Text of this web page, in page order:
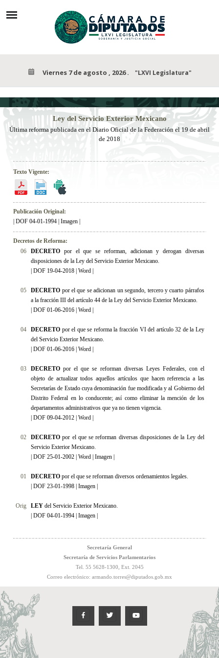
Viernes 7 de agosto , 2026. "LXVI Legislatura"
Leydel Servicio Exterior Mexicano
Última reforma publicada en el Diario Oficial de la Federación el 19 de abril
de 2018
Texto Vigente:
Publicación Original:
| DOF 04-01-1994 | Imagen|
Decretos de Reforma:
06
DECRETO por el que se reforman, adicionan y derogan diversas
disposiciones de la Ley del Servicio Exterior Mexicano.
|DOF 19-04-2018 |Word
05 DECRETO por el que se adicionan un segundo, tercero y cuarto párrafos
a la fracción III del artículo 44 de la Ley del Servicio Exterior Mexicano.
|DOF 01-06-2016 |Word
04 DECRETO por el que se reforma la fracción VI del artículo 32 de la Ley
del Servicio Exterior Mexicano.
|DOF 01-06-2016 |Word
03 DECRETO por el que se reforman diversas Leyes Federales, con el
objeto de actualizar todos aquellos artículos que hacen referencia a las
Secretarías de Estado cuya denominación fue modificada y al Gobierno del
Distrito Federal en lo conducente; así como eliminar la mención de los
departamentos administrativos que ya no tienen vigencia.
|DOF 09-04-2012 |Word
02 DECRETOpor el que se reforman diversas disposiciones de la Ley del
Servicio Exterior Mexicano.
|DOF 25-01-2002 |Word |Imagen
01 DECRETOpor el que se reforman diversos ordenamientos legales.
|DOF 23-01-1998 |Imagen
Orig LEY del Servicio Exterior Mexicano.
| DOF 04-01-1994 |Imagen
Secretaría General
Secretaría de Servicios Parlamentarios
Tel. 55 5628-1300, Ext. 2045
Correo electrónico: armando.torres@diputados.gob.mx